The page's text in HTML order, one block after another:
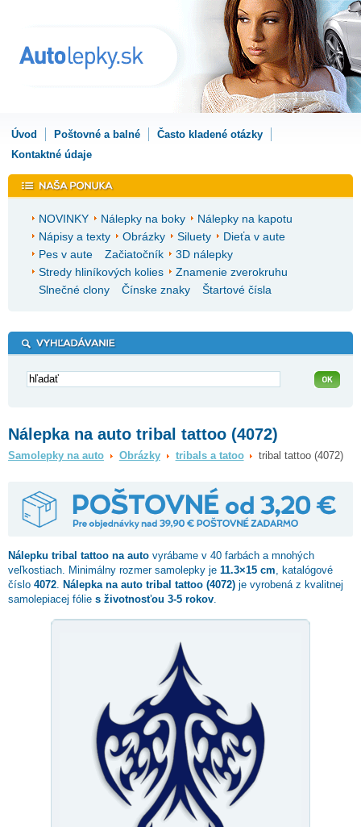
Úvod Poštovné a balné
Často kladené otázky
Kontaktné údaje
NOVINKY Nálepky na boky
Nálepky na kapotu
Nápisy a texty
Obrázky Siluety
Dieťa v aute
Pes v aute
Začiatočník
3D nálepky
Stredy hliníkových kolies
Znamenie zverokruhu
Slnečné clony
Čínske znaky Štartové čísla
Nálepka na auto tribal tattoo (4072)
Samolepky na auto Obrázky tribals a tatoo tribal tattoo (4072)
Nálepku tribal tattoo na auto vyrábame v 40 farbách a mnohých
veľkostiach. Minimálny rozmer samolepky je 11.3×15 cm , katalógové
číslo 4072 Nálepka na auto tribal tattoo (4072) je vyrobená z kvalitnej
samolepiacej fólie s životnosťou 3-5 rokov